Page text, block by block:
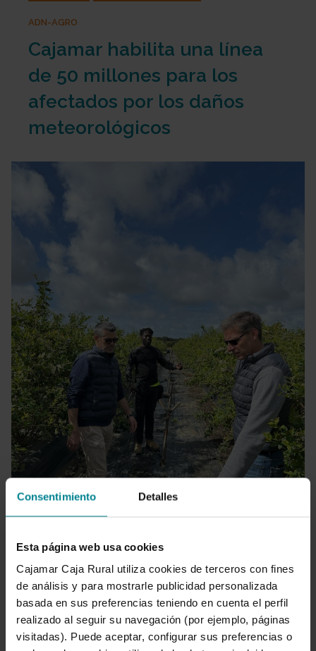
Consentimiento Detalles
Esta página web usa cookies
Cajamar Caja Rural utiliza cookies de terceros con fines
de análisis y para mostrarle publicidad personalizada
basada en sus preferencias teniendo en cuenta el perfil
realizado al seguir su navegación (por ejemplo, páginas
visitadas). Puede aceptar, configurar sus preferencias o
ADN-AGRO
Cajamar habilita una línea
de 50 millones para los
afectados por los daños
meteorológicos
Lamentando los daños sufridos por cuatro trabajadores
agrícolas y, a la espera de cuantificar las pérdidas materiales
producidas por la borrasca Nuria y el tornado que ha azotado la
provincia de Huelva y, especialmente las localidades de San